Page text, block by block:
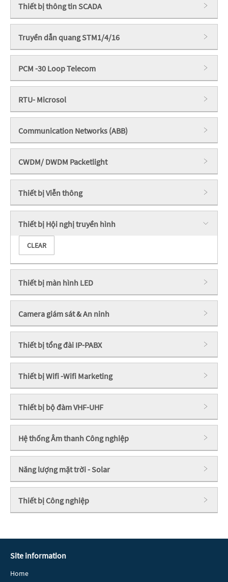
Thiết bị thông tin SCADA
Truyền dẫn quang STM1/4/16
PCM -30 Loop Telecom
RTU- Microsol
Communication Networks (ABB)
CWDM/ DWDM Packetlight
Thiết bị Viễn thông
Thiết bị Hội nghị truyền hình
CLEAR
Thiết bị màn hình LED
Camera giám sát & An ninh
Thiết bị tổng đài IP-PABX
Thiết bị Wifi -Wifi Marketing
Thiết bị bộ đàm VHF-UHF
Hệ thống Âm thanh Công nghiệp
Năng lượng mặt trời - Solar
Thiết bị Công nghiệp
Site information
Home